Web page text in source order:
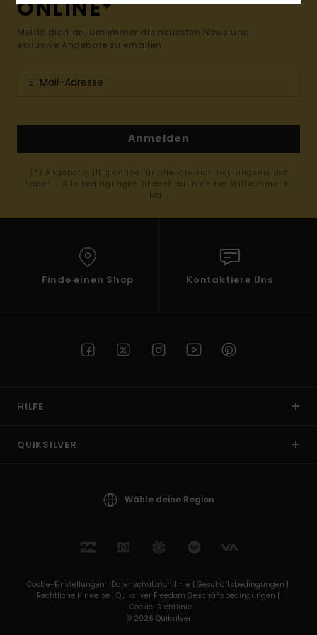
ONLINE*
Melde dich an, um immer die neuesten News und
exklusive Angebote zu erhalten.
Anmelden
(*) Angebot gültig online für alle, die sich neu angemeldet
haben - Alle Bedingungen findest du in deiner Willkommens-
Mail
Finde einen Shop Kontaktiere Uns
HILFE
QUIKSILVER
Wähle deine Region
Cookie-Einstellungen | Datenschutzrichtlinie | Geschäftsbedingungen |
Rechtliche Hinweise | Quiksilver Freedom Geschäftsbedingungen |
Cookie-Richtlinie
© 2026 Quiksilver